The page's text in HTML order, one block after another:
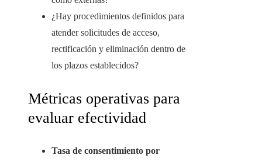
¿Hay procedimientos definidos para
atender solicitudes de acceso,
rectificación y eliminación dentro de
los plazos establecidos?
Métricas operativas para
evaluar efectividad
Tasa de consentimiento por